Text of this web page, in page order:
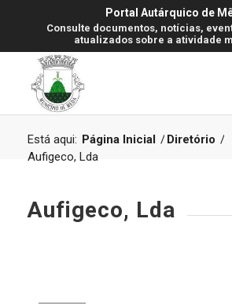
Portal Autárquico de
Consulte documentos, notícias,
atualizados sobre a atividade
Está aqui: Página Inicial / Diretório /
Aufigeco, Lda
Aufigeco, Lda